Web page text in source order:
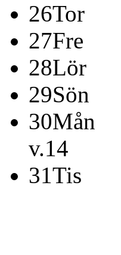
26Tor
27Fre
28Lör
29Sön
30Mån
v.14
31Tis